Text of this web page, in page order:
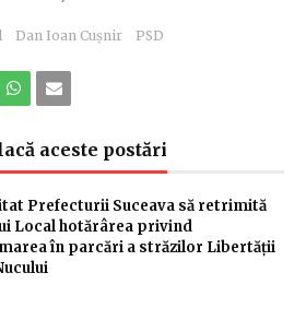
Dan Ioan Cușnir PSD
aceste postări
Prefecturii Suceava să retrimită
Local hotărârea privind
în parcări a străzilor Libertății